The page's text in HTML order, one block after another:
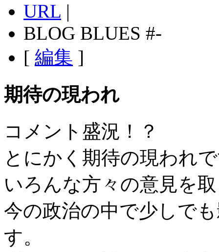
URL |
BLOG BLUES #-
[ 編集 ]
期待の現われ
コメント盛況！？
とにかく期待の現われ
いろんな方々の意見を
今の政治の中で少しで
す。